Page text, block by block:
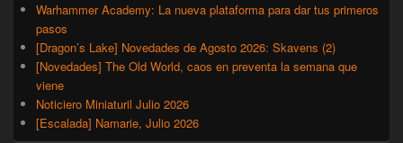
Warhammer Academy: La nueva plataforma para dar tus primeros
pasos
[Dragon’s Lake] Novedades de Agosto 2026: Skavens (2)
[Novedades] The Old World, caos en preventa la semana que
viene
Noticiero Miniaturil Julio 2026
[Escalada] Namarie, Julio 2026